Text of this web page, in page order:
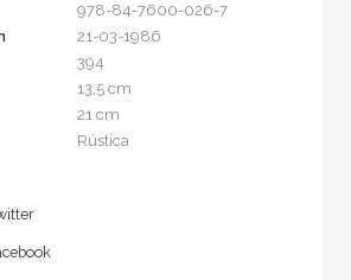
978-84-7600-026-7
21-03-1986
394
13,5 cm
21 cm
Rústica